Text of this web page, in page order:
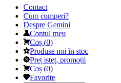
Contact
Cum cumperi?
Despre Gemini
Contul meu
Coș (0)
Produse noi în stoc
Preț isteț, promoții
Coș (0)
Favorite